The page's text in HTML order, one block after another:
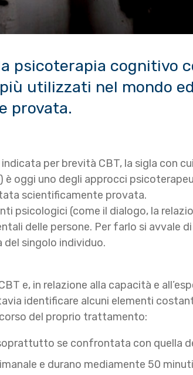
psicoterapia cognitivo
utilizzati nel mondo
provata.
per brevità CBT, la sigla con
oggi uno degli approcci
scientificamente provata.
psicologici (come il dialogo, la
delle persone. Per farlo si avvale
singolo individuo.
e, in relazione alla capacità e
identificare alcuni elementi
del proprio trattamento:
se confrontata con quella
e durano mediamente 50